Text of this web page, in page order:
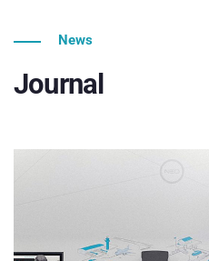
News
Journal